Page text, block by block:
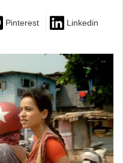
Pinterest Linkedin